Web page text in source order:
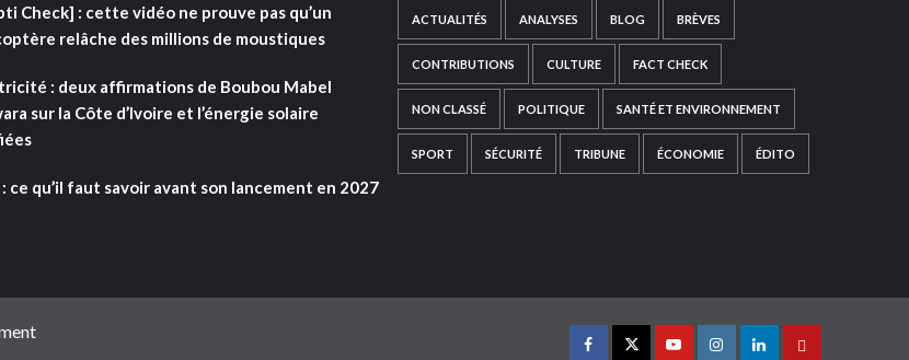
Check] : cette vidéo ne prouve pas qu’un
relâche des millions de moustiques
: deux affirmations de Boubou Mabel
sur la Côte d’Ivoire et l’énergie solaire
: ce qu’il faut savoir avant son lancement en 2027
ACTUALITÉS ANALYSES BLOG BRÈVES
CONTRIBUTIONS CULTURE FACT CHECK
NON CLASSÉ POLITIQUE SANTÉ ET ENVIRONNEMENT
SPORT SÉCURITÉ TRIBUNE ÉCONOMIE ÉDITO